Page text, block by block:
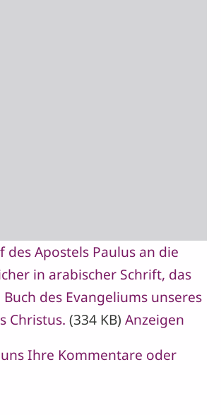
des Apostels Paulus an die
in arabischer Schrift, das
des Evangeliums unseres
Christus. (334 KB) Anzeigen
uns Ihre Kommentare oder